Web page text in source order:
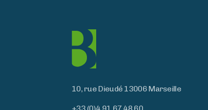
10, rue Dieudé 13006 Marseille